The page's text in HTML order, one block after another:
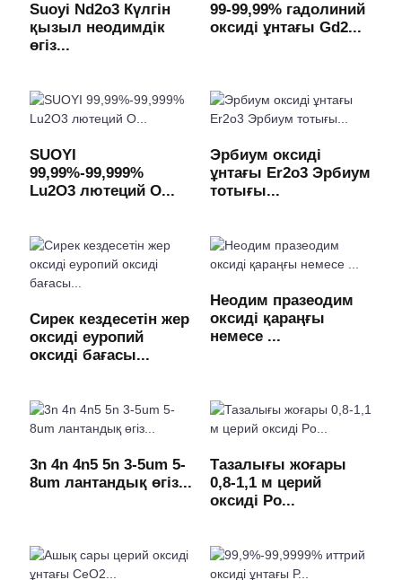
Suoyi Nd2o3 Күлгін
қызыл неодимдік
өгіз...
99-99,99% гадолиний
оксиді ұнтағы Gd2...
SUOYI
99,99%-99,999%
Lu2O3 лютеций О...
Эрбиум оксиді
ұнтағы Er2o3 Эрбиум
тотығы...
Сирек кездесетін жер
оксиді еуропий
оксиді бағасы...
Неодим празеодим
оксиді қараңғы
немесе ...
3n 4n 4n5 5n 3-5um 5-
8um лантандық өгіз...
Тазалығы жоғары
0,8-1,1 м церий
оксиді Po...